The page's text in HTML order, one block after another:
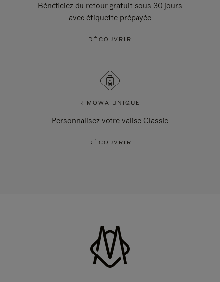
Bénéficiez du retour gratuit sous 30 jours
avec étiquette prépayée
DÉCOUVRIR
RIMOWA UNIQUE
Personnalisez votre valise Classic
DÉCOUVRIR